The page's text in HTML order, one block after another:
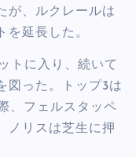
が、ルクレールは
を延長した。
トに入り、続いて
図った。トップ3は
、フェルスタッペ
ノリスは芝生に押